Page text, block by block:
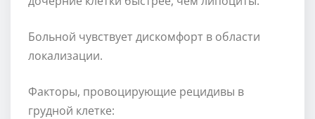
Больной чувствует дискомфорт в области
локализации.
Факторы, провоцирующие рецидивы в
грудной клетке: